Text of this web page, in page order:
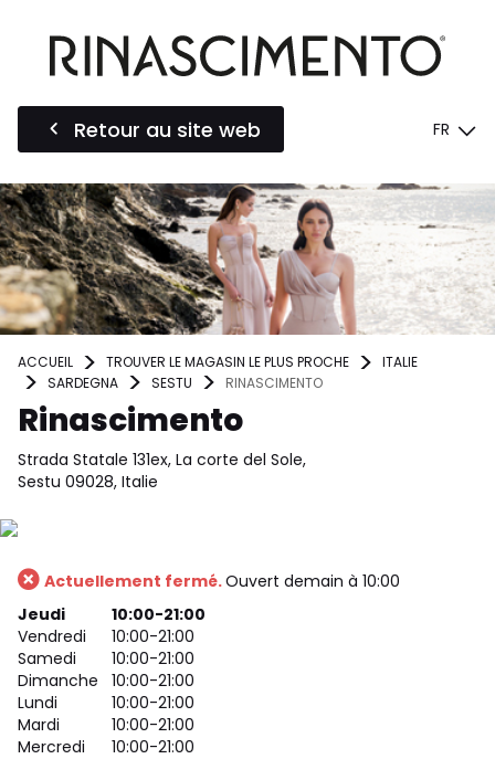
Retour au site web FR
ACCUEIL TROUVER LE MAGASIN LE PLUS PROCHE
ITALIE
SARDEGNA
SESTU RINASCIMENTO
Rinascimento
Strada Statale 131ex, La corte del Sole,
Sestu 09028, Italie
Actuellement fermé.Ouvert demain à 10:00
Jeudi
10:00-21:00
Vendredi
10:00-21:00
Samedi
10:00-21:00
Dimanche
10:00-21:00
Lundi
10:00-21:00
Mardi
10:00-21:00
Mercredi
10:00-21:00